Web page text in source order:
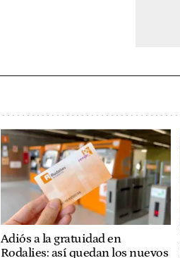
Adiós a la gratuidad en
Rodalies: así quedan los nuevos